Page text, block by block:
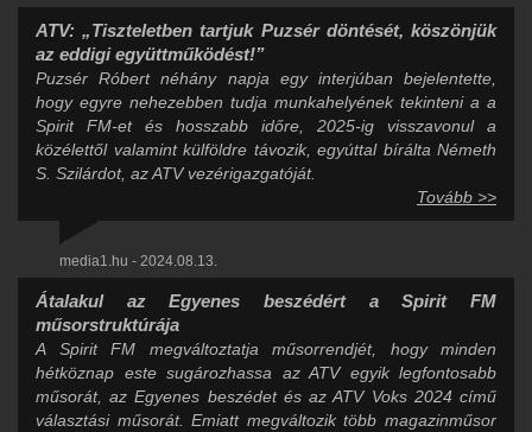
ATV: „Tiszteletben tartjuk Puzsér döntését, köszönjük
az eddigi együttműködést!”
Puzsér Róbert néhány napja egy interjúban bejelentette,
hogy egyre nehezebben tudja munkahelyének tekinteni a a
Spirit FM-et és hosszabb időre, 2025-ig visszavonul a
közélettől valamint külföldre távozik, egyúttal bírálta Németh
S. Szilárdot, az ATV vezérigazgatóját.
Tovább >>
media1.hu - 2024.08.13.
Átalakul az Egyenes beszédért a Spirit FM
műsorstruktúrája
A Spirit FM megváltoztatja műsorrendjét, hogy minden
hétköznap este sugározhassa az ATV egyik legfontosabb
műsorát, az Egyenes beszédet és az ATV Voks 2024 című
választási műsorát. Emiatt megváltozik több magazinműsor